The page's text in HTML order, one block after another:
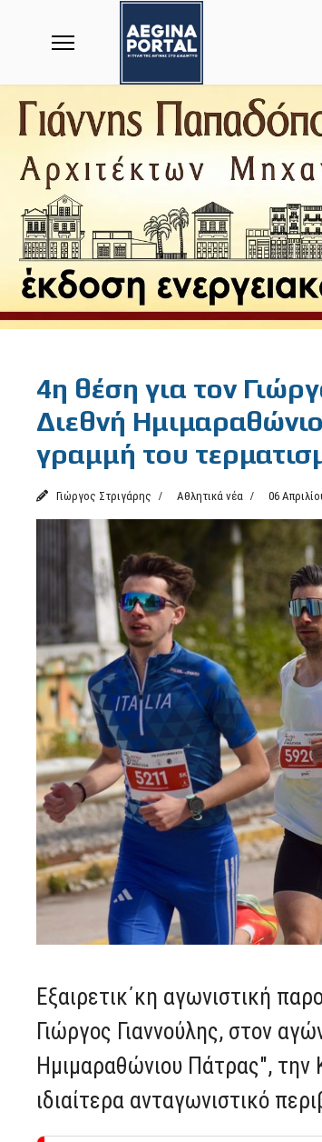
4η θέση για τον
Διεθνή
γραμμή του
Γιώργος Στριγάρης Αθλητικά νέα 06
Εξαιρετικ΄κη αγωνιστική
Γιώργος Γιαννούλης, στον
Ημιμαραθώνιου Πάτρας",
ιδιαίτερα ανταγωνιστικό